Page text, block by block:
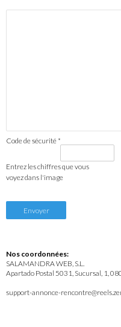
Code de sécurité *
Entrez les chiffres que vous
voyez dans l'image
Nos coordonnées:
SALAMANDRA WEB, S.L.
Apartado Postal 5031, Sucursal, 1,
support-annonce-